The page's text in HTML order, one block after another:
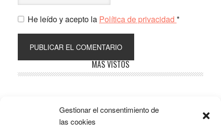
Gestionar el consentimiento de
las cookies
He leído y acepto la Política de privacidad *
lateral
MÁS VISTOS
Popular Recent Comments